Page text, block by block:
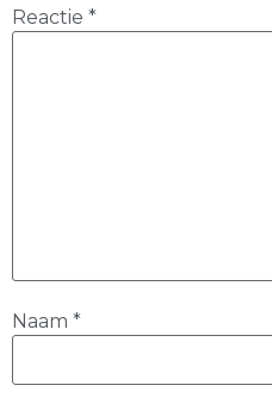
Reactie *
Naam *